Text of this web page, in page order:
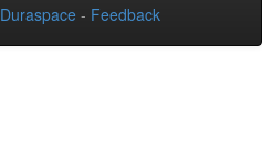
Duraspace - Feedback